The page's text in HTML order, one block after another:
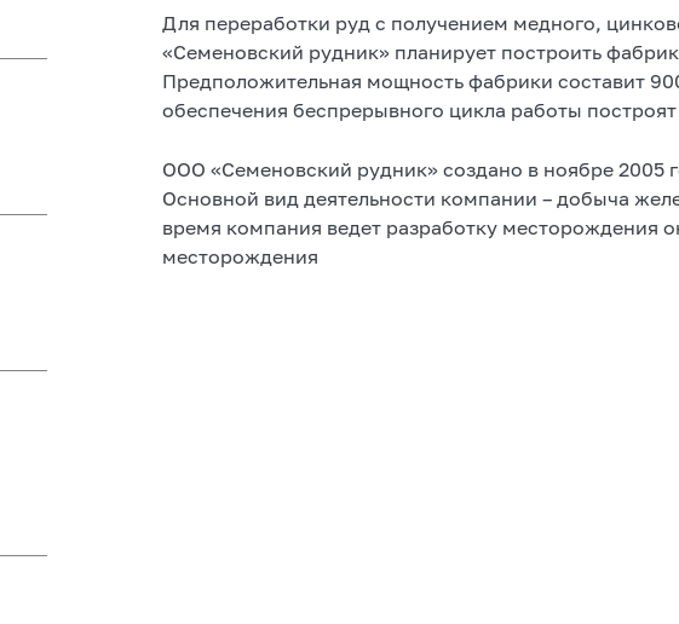
Для переработки руд с получением медного,
«Семеновский рудник» планирует построить
Предположительная мощность фабрики составит
обеспечения беспрерывного цикла работы
ООО «Семеновский рудник» создано в ноябре 2005
Основной вид деятельности компании – добыча
время компания ведет разработку месторождения
месторождения